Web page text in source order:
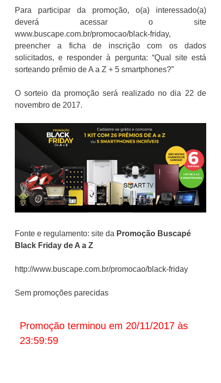
Para participar da promoção, o(a) interessado(a)
deverá acessar o site
www.buscape.com.br/promocao/black-friday,
preencher a ficha de inscrição com os dados
solicitados, e responder à pergunta: “Qual site está
sorteando prêmio de A a Z + 5 smartphones?”
O sorteio da promoção será realizado no dia 22 de
novembro de 2017.
Fonte e regulamento: site da Promoção Buscapé
Black Friday de A a Z
http://www.buscape.com.br/promocao/black-friday
Sem promoções parecidas
Promoção terminou em 20/11/2017 às
23:59:59